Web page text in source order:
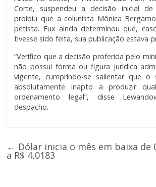
Corte, suspendeu a decisão inicial de
proibiu que a colunista Mônica
petista. Fux ainda determinou que,
tivesse sido feita, sua publicação estava
“Verifico que a decisão proferida pelo
não possui forma ou figura jurídica
vigente, cumprindo-se salientar que o
absolutamente inapto a produzir
ordenamento legal”, disse
despacho.
← Dólar inicia o mês em baixa de
a R$ 4,0183